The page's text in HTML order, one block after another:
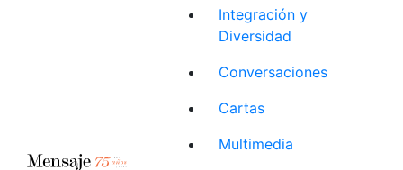
Integración y
Diversidad
Conversaciones
Cartas
Multimedia